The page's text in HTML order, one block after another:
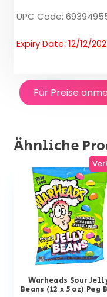
UPC Code:
Expiry Date: 12/12/
Für Preise
Ähnliche
Warheads Sour
Beans (12 x 5 oz) Peg